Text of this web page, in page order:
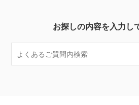
お探しの内容を入力し